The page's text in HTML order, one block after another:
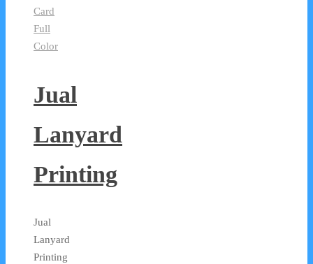
Card
Full
Color
Jual
Lanyard
Printing
Jual
Lanyard
Printing